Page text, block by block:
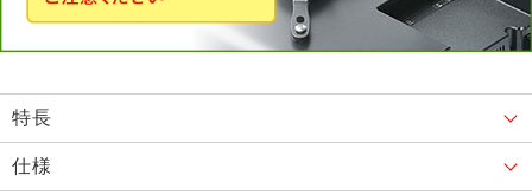
特長
仕様